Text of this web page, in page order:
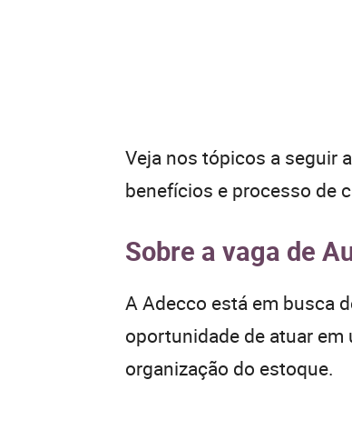
Veja nos tópicos a seguir
benefícios e processo de
Sobre a vaga de
A Adecco está em busca
oportunidade de atuar
organização do estoque.